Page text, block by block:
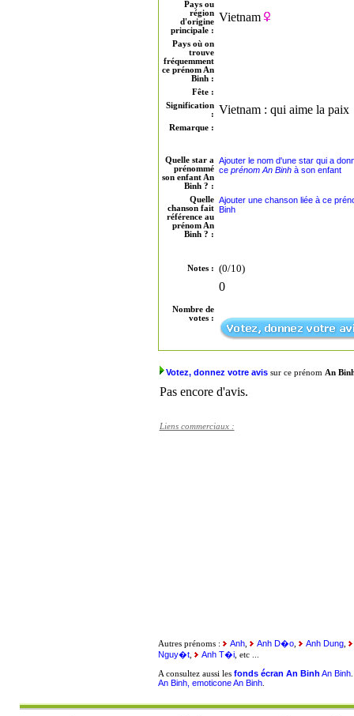
Pays ou
région
d'origine
principale :
Vietnam
Pays où on
trouve
fréquemment
ce prénom An
Binh :
Fête :
Signification
:
Vietnam : qui aime la paix
Remarque :
Quelle star a
prénommé
son enfant An
Binh ? :
Ajouter le nom d'une star qui a
ce prénom An Binhà son enfant
Quelle
chanson fait
référence au
prénom An
Binh ? :
Ajouter une chanson liée à ce
Binh
Notes : (0/10)
Nombre de
votes :
0
Votez, donnez votre avissur ce prénom An
Pas encore d'avis.
Liens commerciaux :
Autres prénoms : Anh, Anh D�o, Anh Dung,
Nguy�t, Anh T�i, etc ...
A consultez aussi les fonds écran An Binh An Binh.
An Binh, emoticone An Binh.